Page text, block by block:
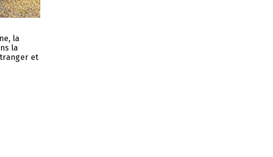
la
la
et